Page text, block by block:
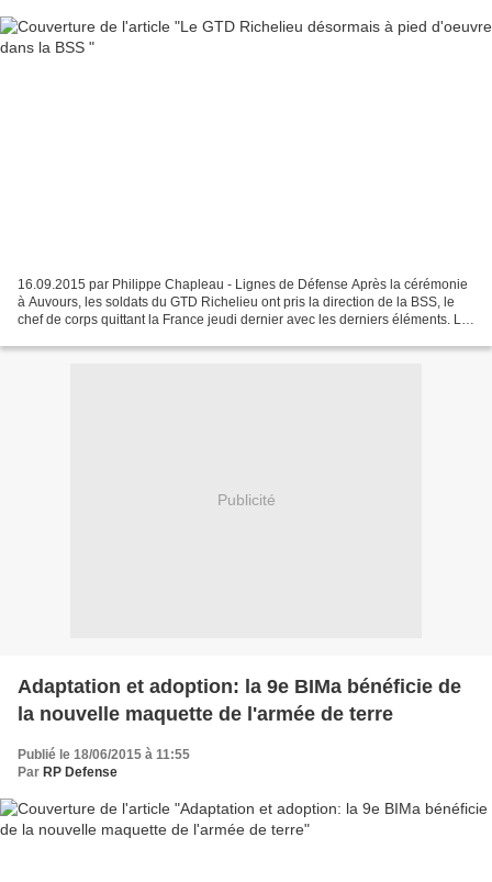
16.09.2015 par Philippe Chapleau - Lignes de Défense Après la cérémonie
à Auvours, les soldats du GTD Richelieu ont pris la direction de la BSS, le
chef de corps quittant la France jeudi dernier avec les derniers éléments. La
Publicité
Adaptation et adoption: la 9e BIMa bénéficie de
la nouvelle maquette de l'armée de terre
Publié le 18/06/2015 à 11:55
Par RP Defense